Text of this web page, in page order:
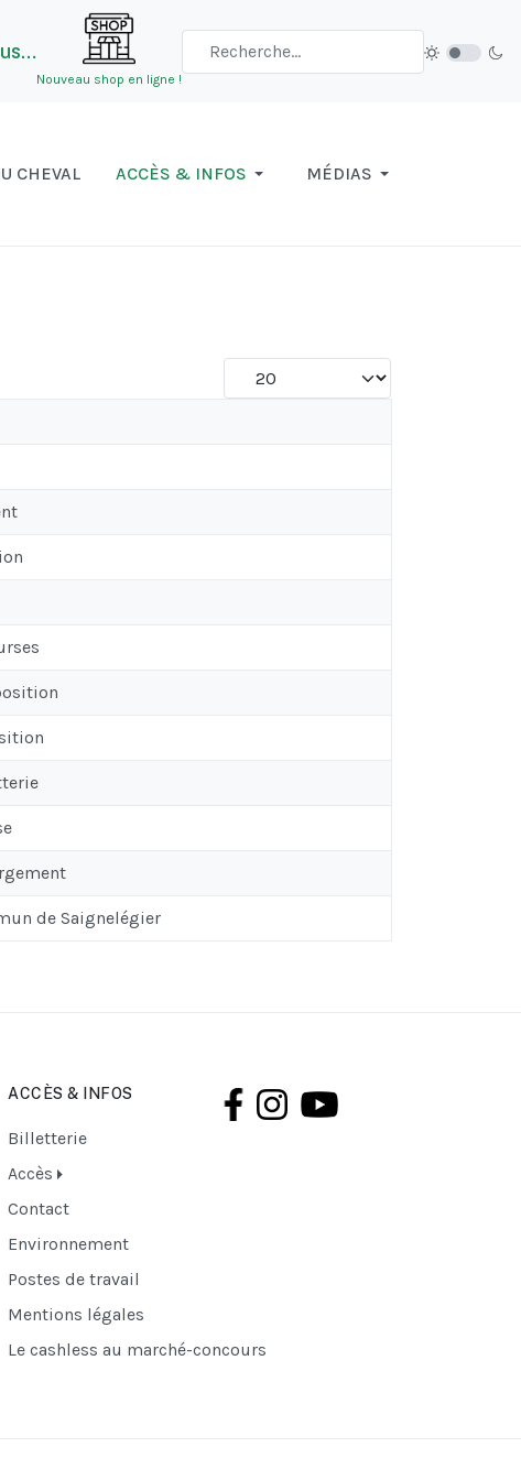
Nouveau shop en ligne !
CHEVAL ACCÈS & INFOS MÉDIAS
Afficher #
de Saignelégier
ACCÈS & INFOS
Billetterie
Accès
Contact
Environnement
Postes de travail
Mentions légales
Le cashless au marché-concours